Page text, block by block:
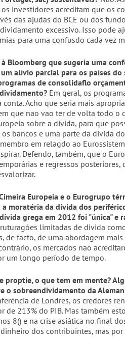
investidores acreditam que os
das ajudas do BCE ou dos
excessivo. Isso pode
para uma confusdo cada vez
Bloomberg que sugeria uma
alívio parcial para os países
de consolidaflo
Em geral, os
Acho que seria mais
que nao vao ter de volta todo o
sobre a divida, para que
bancos e uma parte da divida
em relagdo ao
Defendo, também, que o
e regressos posteriores,
Europeia e o Eurogrupo
moratéria da dívida dos
grega em 2012 foi "única" e
limitadas de divida
de facto, de uma abordagem
os mercados nao
um longo período de tempo.
proptie, o que tem em mente?
o sobreendividamento da
de Londres, os credores
de 213% do PIB. Mas também
8() e na crise asiática no final
dos contribuintes, mas por